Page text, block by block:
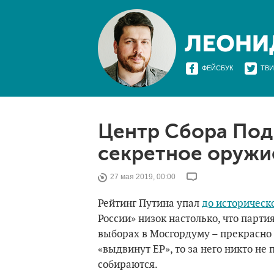
ФЕЙСБУК
Центр Сбора
секретное
27 мая 2019, 00:00
Рейтинг Путина упал до
России» низок настолько, что
выборах в Мосгордуму – прекрасно
«выдвинут ЕР», то за него никто не
собираются.